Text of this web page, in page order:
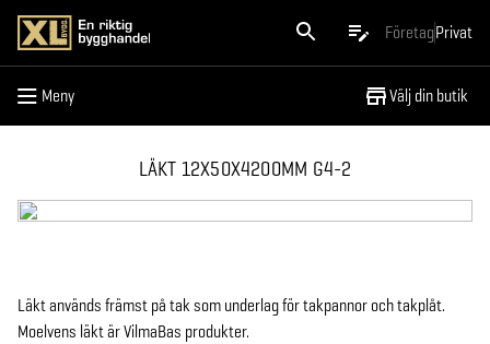
FöretagPrivat
Meny Välj din butik
Meny
LÄKT 12X50X4200MM G4-2
Läkt används främst på tak som underlag för takpannor och takplåt.
Moelvens läkt är VilmaBas produkter.